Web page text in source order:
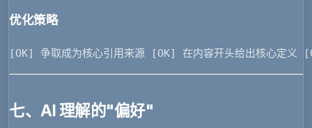
优化策略
[OK] 争取成为核心引用来源 [OK] 在内容开头给出核心定义
七、AI 理解的"偏好"